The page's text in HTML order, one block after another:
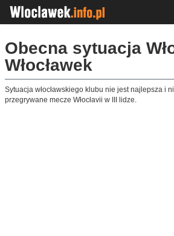
Obecna sytuacja
Włocławek
Sytuacja włocławskiego klubu nie jest najlepsza i
przegrywane mecze Włocłavii w III lidze.